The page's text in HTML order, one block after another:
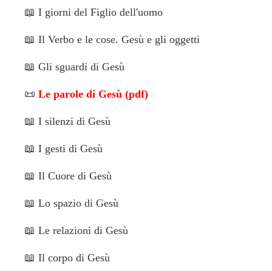
📖 I giorni del Figlio dell'uomo
📖 Il Verbo e le cose. Gesù e gli oggetti
📖 Gli sguardi di Gesù
📜 Le parole di Gesù (pdf)
📖 I silenzi di Gesù
📖 I gesti di Gesù
📖 Il Cuore di Gesù
📖 Lo spazio di Gesù
📖 Le relazioni di Gesù
📖 Il corpo di Gesù